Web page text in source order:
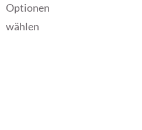
Optionen
wählen